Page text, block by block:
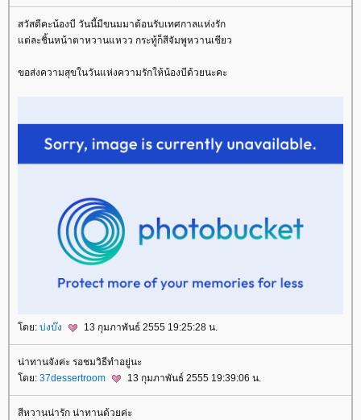
สวัสดีคะน้องบี วันนี้มีขนมมาต้อนรับเทศกาลแห่งรัก
ต่ละชิ้นหน้าตาหวานแหวว กระทู้ก็สีจัมพูหวานเชียว
ขอส่งความสุขในวันแห่งความรักให้น้องบีด้วยนะคะ
ดย: บ่งบ๊ง 13 กุมภาพันธ์ 2555 19:25:28 น.
น่าทานจังค่ะ รอชมวิธีทำอยู่นะ
ดย: 37dessertroom 13 กุมภาพันธ์ 2555 19:39:06 น.
สีหวานน่ารัก น่าทานด้วยค่ะ